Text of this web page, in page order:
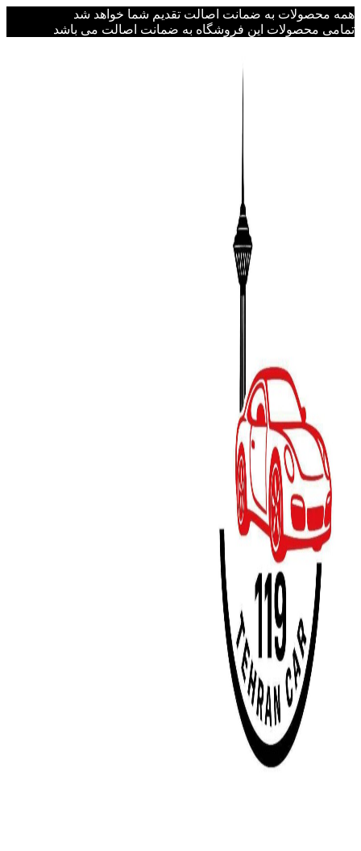
همه محصولات به ضمانت اصالت تقدیم شما خواهد شد
تمامی محصولات این فروشگاه به ضمانت اصالت می باشد